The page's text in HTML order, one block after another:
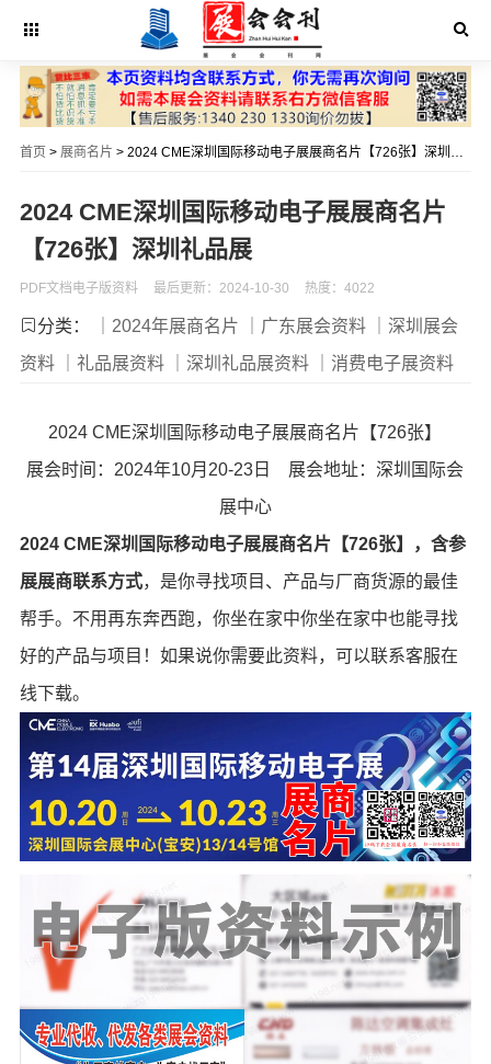
首页 > 展商名片 > 2024 CME深圳国际移动电子展展商名片【726张】深圳礼品展
2024 CME深圳国际移动电子展展商名片
【726张】深圳礼品展
PDF文档电子版资料 最后更新：2024-10-30 热度：4022
分类： ｜2024年展商名片 ｜广东展会资料
｜深圳展会
资料
｜礼品展资料 ｜深圳礼品展资料 ｜消费电子展资料
2024 CME深圳国际移动电子展展商名片【726张】
展会时间：2024年10月20-23日 展会地址：深圳国际会
展中心
2024 CME深圳国际移动电子展展商名片【726张】，含参
展展商联系方式，是你寻找项目、产品与厂商货源的最佳
帮手。不用再东奔西跑，你坐在家中你坐在家中也能寻找
好的产品与项目！如果说你需要此资料，可以联系客服在
线下载。